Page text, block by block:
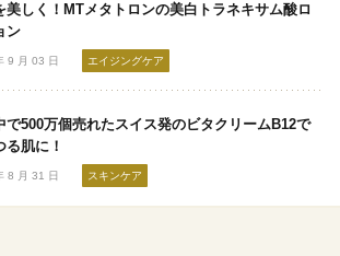
美しく！MTメタトロンの美白トラネキサム酸ロ
ン
9 月 03 日 エイジングケア
で500万個売れたスイス発のビタクリームB12で
る肌に！
8 月 31 日 スキンケア